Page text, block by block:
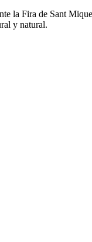
la Fira de Sant
y natural.